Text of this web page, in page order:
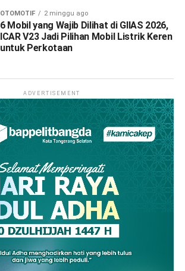
OTOMOTIF 2 minggu ago
6 Mobil yang Wajib Dilihat di GIIAS 2026,
ICAR V23 Jadi Pilihan Mobil Listrik Keren
untuk Perkotaan
ADVERTISEMENT